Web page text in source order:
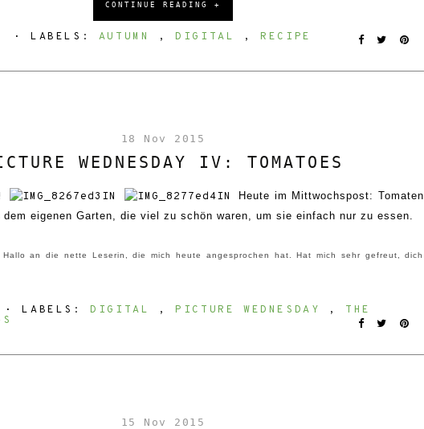
CONTINUE READING +
⋅ LABELS: AUTUMN , DIGITAL , RECIPE
18 Nov 2015
WEDNESDAY IV: TOMATOES
Heute im Mittwochspost: Tomaten
eigenen Garten, die viel zu schön waren, um sie einfach nur zu essen.
an die nette Leserin, die mich heute angesprochen hat. Hat mich sehr gefreut, dich
⋅ LABELS: DIGITAL , PICTURE WEDNESDAY , THE
15 Nov 2015